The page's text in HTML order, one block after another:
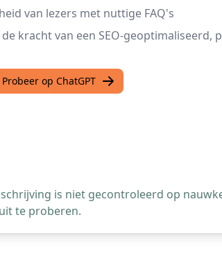
van lezers met nuttige FAQ's
kracht van een SEO-geoptimaliseerd,
Probeer op ChatGPT
is niet gecontroleerd op
te proberen.